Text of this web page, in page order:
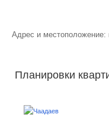
Адрес и местоположение:
Планировки